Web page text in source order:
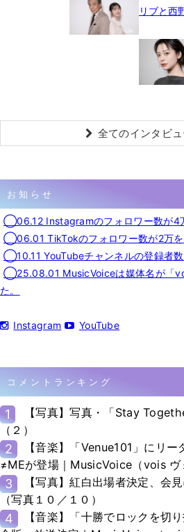
リブと西
全てのインタビ
お知らせ
◯06.12 Instagramのフォロワー数が4
◯06.01 TikTokのフォロワー数が2万を
◯10.11 YouTubeチャンネルの登録者数
◯25.08.01 MusicVoiceは媒体名が「
た。
Instagram YouTube
コメントランキング
1
【写真】写真・「Stay
（２）
2
【音楽】「Venue101」にリ
≠MEが登場｜MusicVoice（vois ヴ
3
【写真】紅白出場者決定、会
（写真１０／１０）
4
【音楽】「十勝でロックを切